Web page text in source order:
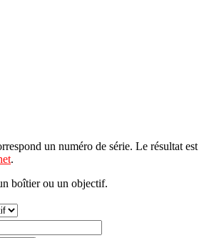
un numéro de série. Le résultat est
.
boîtier ou un objectif.